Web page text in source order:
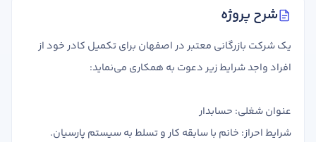
شرح پروژه
یک شرکت بازرگانی معتبر در اصفهان برای تکمیل کادر خود از
افراد واجد شرایط زیر دعوت به همکاری می‌نماید:
عنوان شغلی: حسابدار
شرایط احراز: خانم با سابقه کار و تسلط به سیستم پارسیان.
کار آفرینی
ارتقا به حسابدار حرفه ای